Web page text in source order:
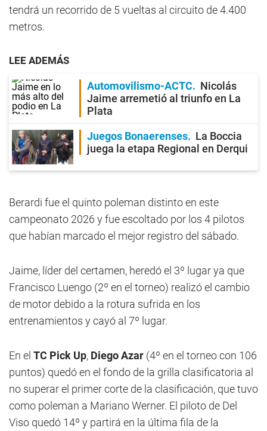
tendrá un recorrido de 5 vueltas al circuito de 4.400
metros.
LEE ADEMÁS
Automovilismo-ACTC
Nicolás
Jaime arremetió al triunfo en La
Plata
Juegos Bonaerenses
La Boccia
juega la etapa Regional en Derqui
Berardi fue el quinto poleman distinto en este
campeonato 2026 y fue escoltado por los 4 pilotos
que habían marcado el mejor registro del sábado.
Jaime, líder del certamen, heredó el 3º lugar ya que
Francisco Luengo (2º en el torneo) realizó el cambio
de motor debido a la rotura sufrida en los
entrenamientos y cayó al 7º lugar.
En el TC Pick Up, Diego Azar (4º en el torneo con 106
puntos) quedó en el fondo de la grilla clasificatoria al
no superar el primer corte de la clasificación, que tuvo
como poleman a Mariano Werner. El piloto de Del
Viso quedó 14º y partirá en la última fila de la